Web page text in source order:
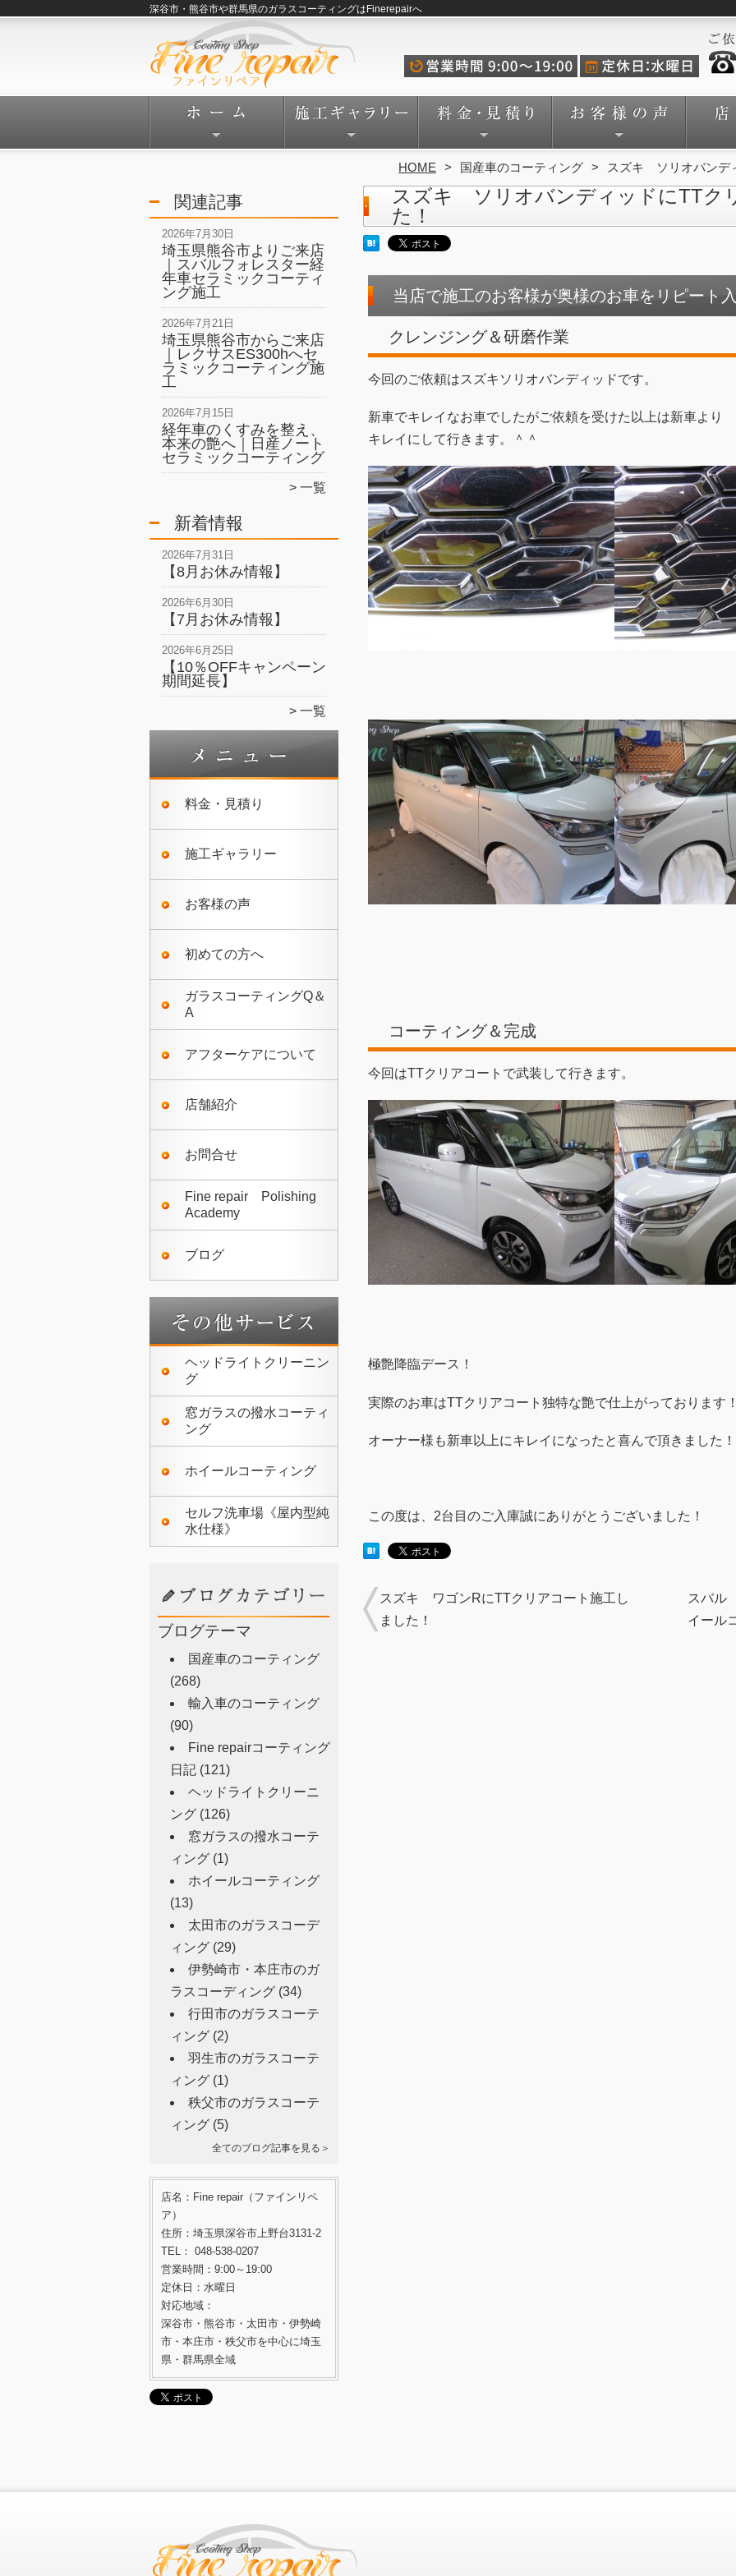
深谷市・熊谷市や群馬県のガラスコーティングはFinerepairへ
HOME 国産車のコーティング スズキ ソリオバンデ
関連記事
2026年7月30日
埼玉県熊谷市よりご来店
｜スバルフォレスター経
年車セラミックコーティ
ング施工
2026年7月21日
埼玉県熊谷市からご来店
｜レクサスES300hへセ
ラミックコーティング施
工
2026年7月15日
経年車のくすみを整え、
本来の艶へ｜日産ノート
セラミックコーティング
一覧
新着情報
2026年7月31日
【8月お休み情報】
2026年6月30日
【7月お休み情報】
2026年6月25日
【10％OFFキャンペーン
期間延長】
一覧
料金・見積り
施工ギャラリー
お客様の声
初めての方へ
ガラスコーティングQ＆
A
アフターケアについて
店舗紹介
お問合せ
Fine repair Polishing
Academy
ブログ
ヘッドライトクリーニン
グ
窓ガラスの撥水コーティ
ング
ホイールコーティング
セルフ洗車場《屋内型純
水仕様》
ブログテーマ
国産車のコーティング
(268)
輸入車のコーティング
(90)
Fine repairコーティング
日記 (121)
ヘッドライトクリーニ
ング (126)
窓ガラスの撥水コーテ
ィング (1)
ホイールコーティング
(13)
太田市のガラスコーデ
ィング (29)
伊勢崎市・本庄市のガ
ラスコーディング (34)
行田市のガラスコーテ
ィング (2)
羽生市のガラスコーテ
ィング (1)
秩父市のガラスコーテ
ィング (5)
全てのブログ記事を見る＞
店名：Fine repair（ファインリペ
ア）
住所：埼玉県深谷市上野台3131-2
TEL： 048-538-0207
営業時間：9:00～19:00
定休日：水曜日
対応地域：
深谷市・熊谷市・太田市・伊勢崎
市・本庄市・秩父市を中心に埼玉
県・群馬県全域
スズキ ソリオバンディッドにTTク
た！
当店で施工のお客様が奥様のお車をリピート
クレンジング＆研磨作業
今回のご依頼はスズキソリオバンディッドです。
新車でキレイなお車でしたがご依頼を受けた以上は新車より
キレイにして行きます。＾＾
コーティング＆完成
今回はTTクリアコートで武装して行きます。
極艶降臨デース！
実際のお車はTTクリアコート独特な艶で仕上がっております
オーナー様も新車以上にキレイになったと喜んで頂きました！
この度は、2台目のご入庫誠にありがとうございました！
スズキ ワゴンRにTTクリアコート施工し
ました！
スバル
イール